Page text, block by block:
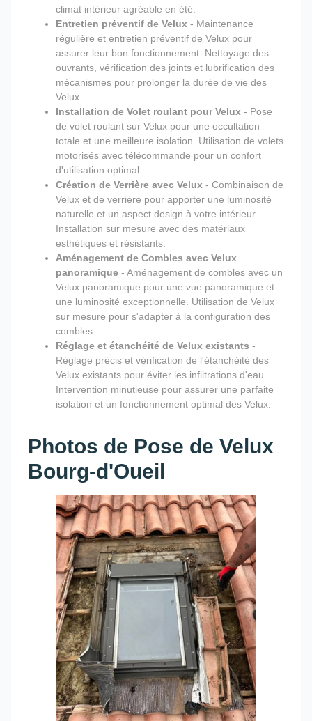
climat intérieur agréable en été.
Entretien préventif de Velux - Maintenance
régulière et entretien préventif de Velux pour
assurer leur bon fonctionnement. Nettoyage des
ouvrants, vérification des joints et lubrification des
mécanismes pour prolonger la durée de vie des
Velux.
Installation de Volet roulant pour Velux - Pose
de volet roulant sur Velux pour une occultation
totale et une meilleure isolation. Utilisation de volets
motorisés avec télécommande pour un confort
d'utilisation optimal.
Création de Verrière avec Velux - Combinaison de
Velux et de verrière pour apporter une luminosité
naturelle et un aspect design à votre intérieur.
Installation sur mesure avec des matériaux
esthétiques et résistants.
Aménagement de Combles avec Velux
panoramique - Aménagement de combles avec un
Velux panoramique pour une vue panoramique et
une luminosité exceptionnelle. Utilisation de Velux
sur mesure pour s'adapter à la configuration des
combles.
Réglage et étanchéité de Velux existants -
Réglage précis et vérification de l'étanchéité des
Velux existants pour éviter les infiltrations d'eau.
Intervention minutieuse pour assurer une parfaite
isolation et un fonctionnement optimal des Velux.
Photos de Pose de Velux
Bourg-d'Oueil